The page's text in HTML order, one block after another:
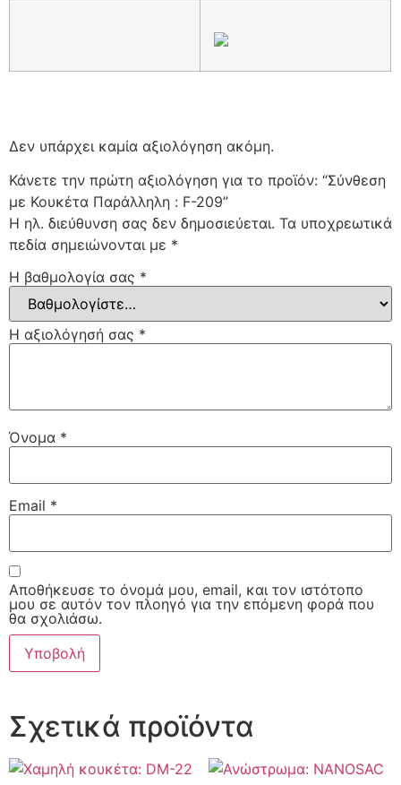
Δεν υπάρχει καμία αξιολόγηση ακόμη.
Κάνετε την πρώτη αξιολόγηση για το προϊόν: “Σύνθεση
με Κουκέτα Παράλληλη : F-209”
Η ηλ. διεύθυνση σας δεν δημοσιεύεται. Τα υποχρεωτικά
πεδία σημειώνονται με *
Η βαθμολογία σας *
Η αξιολόγησή σας *
Όνομα *
Email *
Αποθήκευσε το όνομά μου, email, και τον ιστότοπο
μου σε αυτόν τον πλοηγό για την επόμενη φορά που
θα σχολιάσω.
Σχετικά προϊόντα